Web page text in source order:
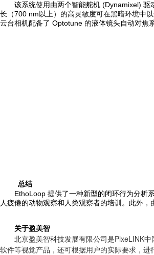
该系统使用由两个智能舵机 (Dynamixel)
长（700 nm以上）的高灵敏度可在黑暗环境中
云台相机配备了 Optotune 的液体镜头自动对焦
总结
EthoLoop 提供了一种新型的闭环行为分析
人疲倦的动物观察和人类观察者的培训。此外
关于盈美智
北京盈美智科技发展有限公司是PixeLINK
软件等视觉产品，还可根据用户的实际要求，